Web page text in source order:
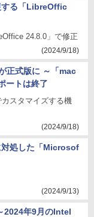
する「LibreOffic
24.8.0」で修正
(2024/9/18)
正式版に ～「mac
ートは終了
スタマイズする機
(2024/9/18)
対処した「Microsof
(2024/9/13)
2024年9月のIntel